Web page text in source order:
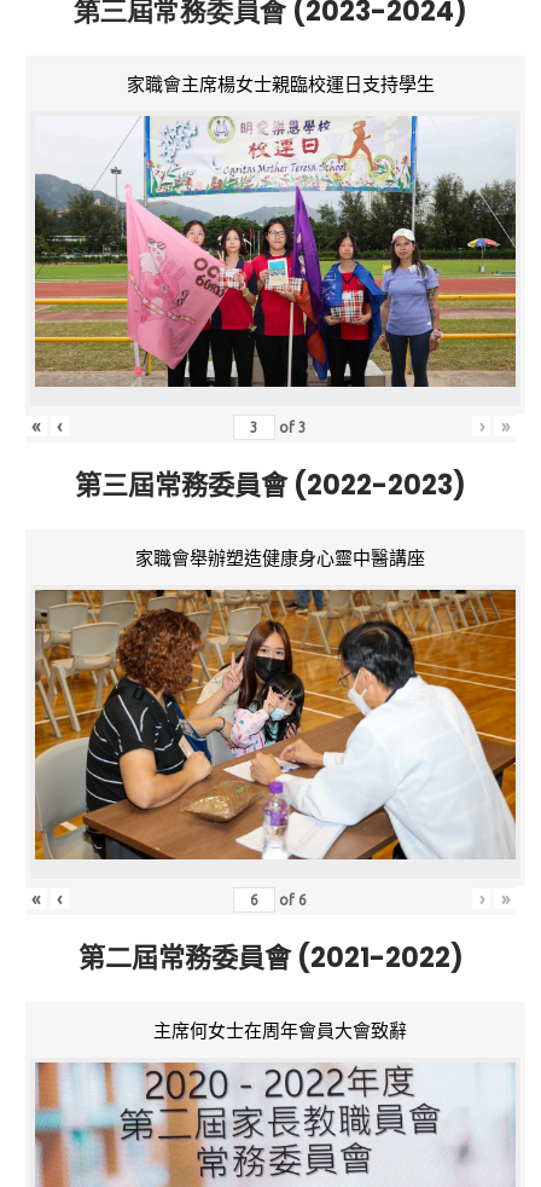
第三屆常務委員會 (2023-2024)
家職會主席楊女士親臨校運日支持學生
« ‹ of3 › »
第三屆常務委員會 (2022-2023)
家職會舉辦塑造健康身心靈中醫講座
« ‹ of 6 › »
第二屆常務委員會 (2021-2022)
主席何女士在周年會員大會致辭